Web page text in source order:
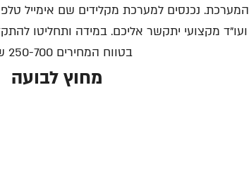
המערכת. נכנסים למערכת מקלידים שם אימייל
ועו"ד מקצועי יתקשר אליכם. במידה ותחליטו
בטווח המחירים 250-700 ש"ח
מחוץ לבועה